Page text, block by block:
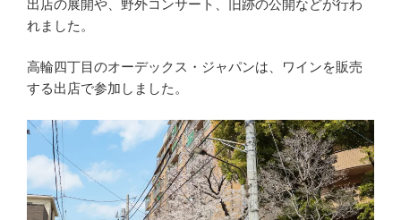
出店の展開や、野外コンサート、旧跡の公開などが行わ
れました。
高輪四丁目のオーデックス・ジャパンは、ワインを販売
する出店で参加しました。